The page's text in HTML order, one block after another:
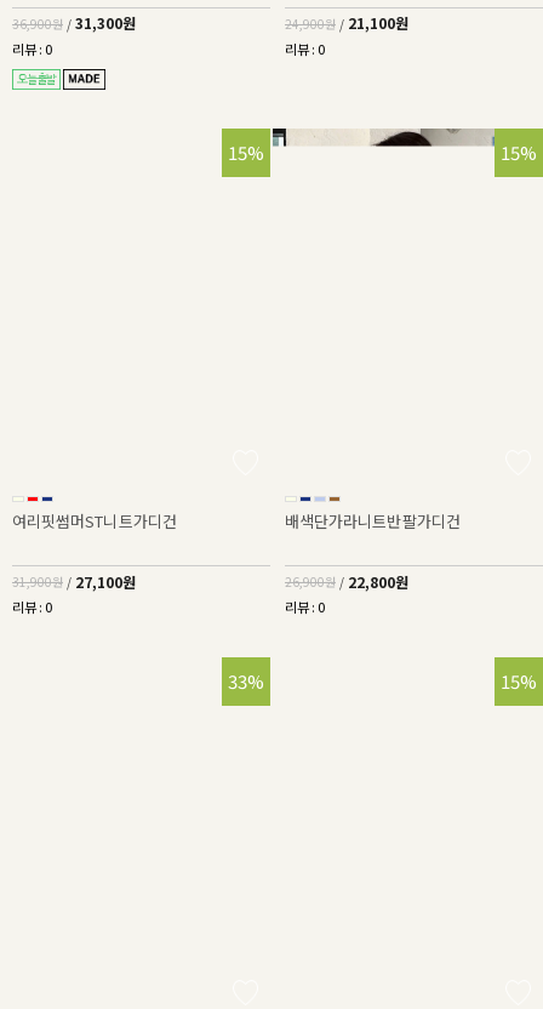
36,900원 / 31,300원
리뷰 : 0
24,900원 / 21,100원
리뷰 : 0
15%
여리핏썸머ST니트가디건
31,900원 / 27,100원
리뷰 : 0
15%
배색단가라니트반팔가디건
26,900원 / 22,800원
리뷰 : 0
33% 15%